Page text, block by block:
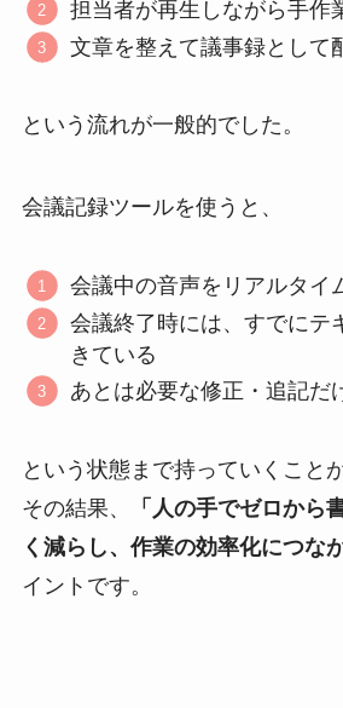
担当者が再生しながら手作
文章を整えて議事録として
という流れが一般的でした。
会議記録ツールを使うと、
会議中の音声をリアルタイ
会議終了時には、すでにテ
きている
あとは必要な修正・追記だ
という状態まで持っていくこと
その結果、
「人の手でゼロから
く減らし、作業の効率化につな
イントです。